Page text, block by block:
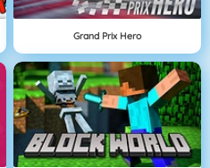
Grand Prix Hero